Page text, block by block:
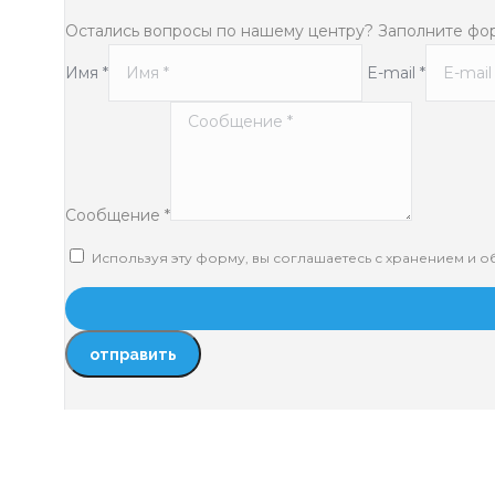
Остались вопросы по нашему центру? Заполните форму
Сообщение *
Используя эту форму, вы соглашаетесь с хранением и